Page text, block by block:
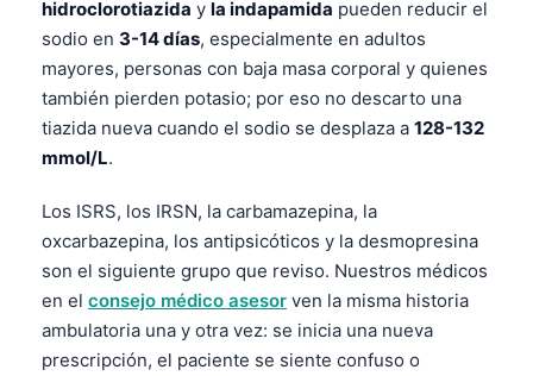
hidroclorotiazida y la indapamida pueden reducir el
sodio en 3-14 días, especialmente en adultos
mayores, personas con baja masa corporal y quienes
también pierden potasio; por eso no descarto una
tiazida nueva cuando el sodio se desplaza a 128-132
mmol/L.
Los ISRS, los IRSN, la carbamazepina, la
oxcarbazepina, los antipsicóticos y la desmopresina
son el siguiente grupo que reviso. Nuestros médicos
en el consejo médico asesor ven la misma historia
ambulatoria una y otra vez: se inicia una nueva
prescripción, el paciente se siente confuso o
ພາສາລາວ
Basa Jawa
Cebuano
ئۇيغۇرچە
Татар теле
Беларуская мова
Esperanto